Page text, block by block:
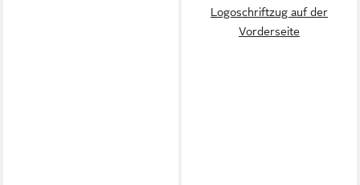
Logoschriftzug auf der
Vorderseite